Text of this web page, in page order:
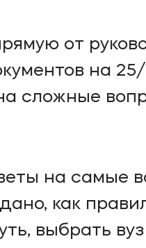
от
на
сложные
на самые
как
выбрать